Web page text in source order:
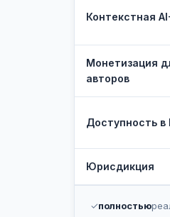
Контекстная
Монетизация
авторов
Доступность в
Юрисдикция
✓полностью